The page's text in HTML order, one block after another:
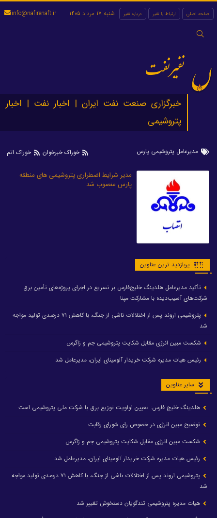
صفحه اصلی ارتباط با نفیر درباره نفیر
جستجو
شنبه 17 مرداد 1405 info@nafirenaft.ir
نفیرنفت
خبرگزاری صنعت نفت ایران | اخبار نفت | اخبار
پتروشیمی
مدیرعامل پتروشیمی پارس خوراک خبرخوان خوراک اتم
مدیر شرایط اضطراری پتروشیمی های منطقه
پارس منصوب شد
پربازدید ترین عناوین
تأکید مدیرعامل هلدینگ خلیج‌فارس بر تسریع در اجرای پروژه‌های تأمین برق
شرکت‌های آسیب‌دیده با مشارکت مپنا
پتروشیمی اروند پس از اختلالات ناشی از جنگ، با کاهش ۷۱ درصدی تولید مواجه
شد
شکست مبین انرژی مقابل شکایت پتروشیمی جم و زاگرس
رئیس هیات مدیره شرکت خریدار آلومینای ایران، مدیرعامل شد
سایر عناوین
هلدینگ خلیج فارس: تعیین اولویت توزیع برق با شرکت ملی پتروشیمی است
توضیح مبین انرژی در خصوص رای شورای رقابت
شکست مبین انرژی مقابل شکایت پتروشیمی جم و زاگرس
رئیس هیات مدیره شرکت خریدار آلومینای ایران، مدیرعامل شد
پتروشیمی اروند پس از اختلالات ناشی از جنگ، با کاهش ۷۱ درصدی تولید مواجه
شد
هیات مدیره پتروشیمی تندگویان دستخوش تغییر شد